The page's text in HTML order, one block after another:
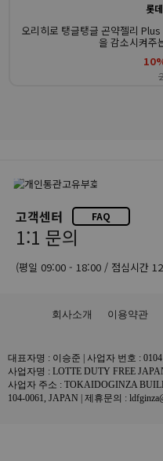
롯
오리히로 탱글탱글 곤약젤리
을 감소시켜주
고객센터 FAQ
1:1 문의
(평일 09:00 - 18:00 / 점심시간
회사소개 이용약관
대표자명 : 이승준 | 사업자 번호 : 0104
사업자명 : LOTTE DUTY FREE
사업자 주소 : TOKAIDOGINZA
104-0061, JAPAN | 제휴문의 :